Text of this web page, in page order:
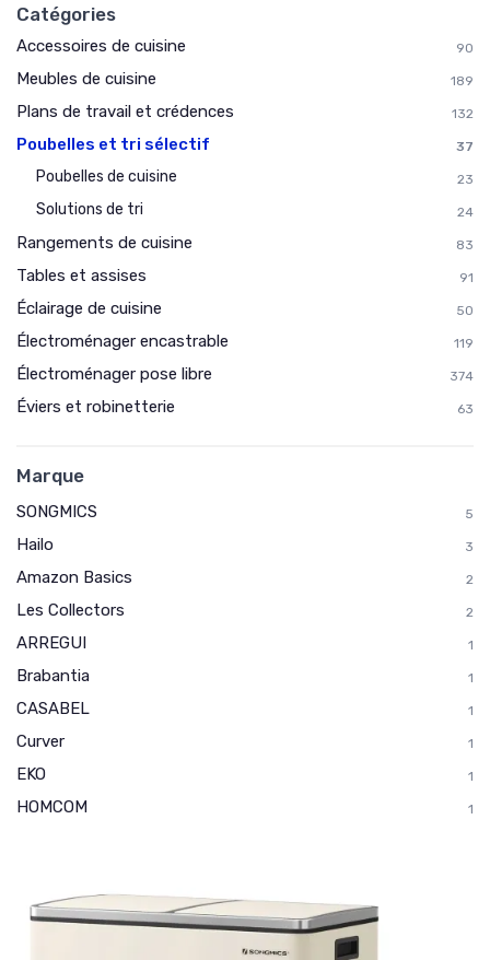
Catégories
Accessoires de cuisine 90
Meubles de cuisine 189
Plans de travail et crédences 132
Poubelles et tri sélectif 37
Poubelles de cuisine 23
Solutions de tri 24
Rangements de cuisine 83
Tables et assises 91
Éclairage de cuisine 50
Électroménager encastrable 119
Électroménager pose libre 374
Éviers et robinetterie 63
Marque
SONGMICS 5
Hailo 3
Amazon Basics 2
Les Collectors 2
ARREGUI 1
Brabantia 1
CASABEL 1
Curver 1
EKO 1
HOMCOM 1